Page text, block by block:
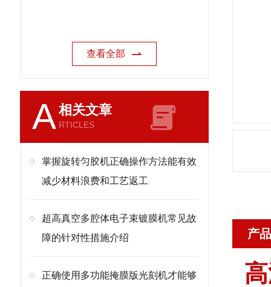
查看全部
A相关文章
RTICLES
掌握旋转匀胶机正确操作方法能有效
减少材料浪费和工艺返工
超高真空多腔体电子束镀膜机常见故
障的针对性措施介绍
正确使用多功能掩膜版光刻机才能够
产